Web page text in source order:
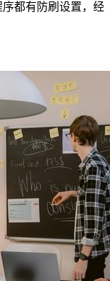
都有防刷设置，经